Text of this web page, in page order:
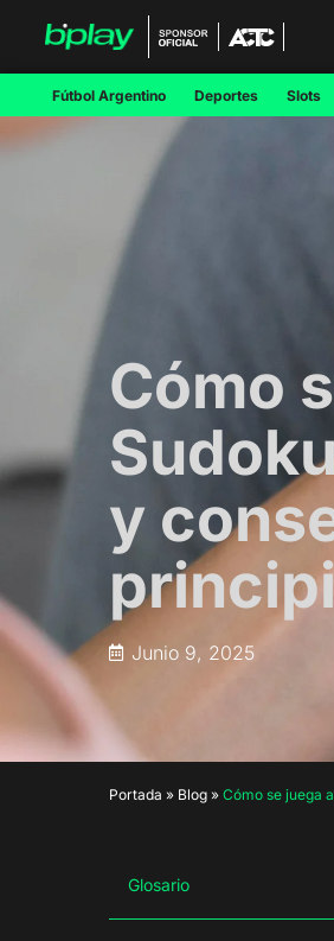
Fútbol Argentino Deportes Slots
Cómo
y
Junio 9, 2025
Portada » Blog » Cómo se juega
Glosario